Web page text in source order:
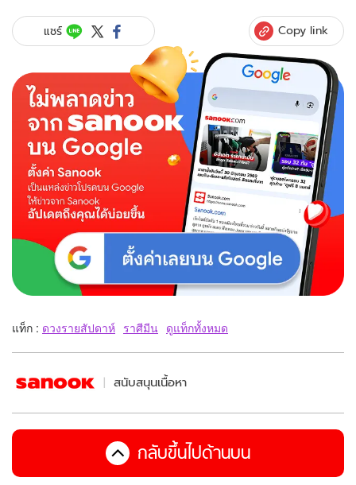
แชร์ Copy link
แท็ก : ดวงรายสัปดาห์ ราศีมีน ดูแท็กทั้งหมด
สนับสนุนเนื้อหา
กลับขึ้นไปด้านบน